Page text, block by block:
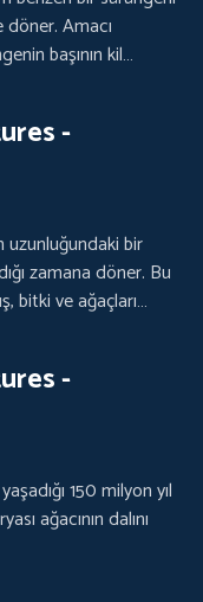
Amacı
başının kil
-
uzunluğundaki bir
zamana döner. Bu
bitki ve ağaçları
-
150 milyon yıl
ağacının dalını